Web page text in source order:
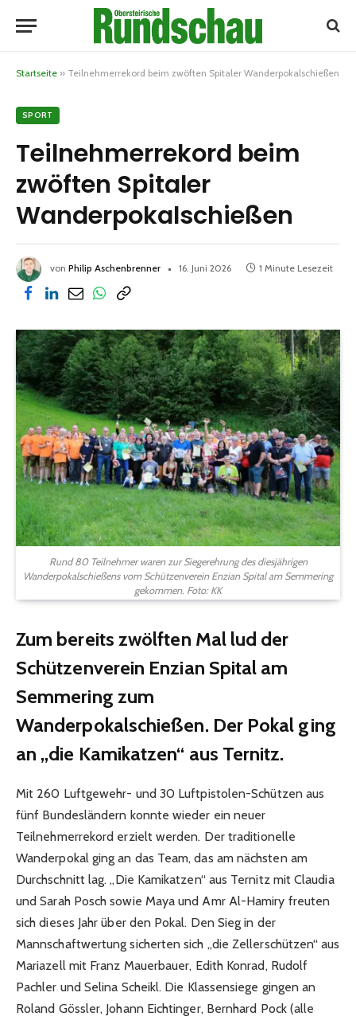
Startseite » Teilnehmerrekord beim zwöften Spitaler Wanderpokalschießen
SPORT
Teilnehmerrekord beim
zwöften Spitaler
Wanderpokalschießen
von Philip Aschenbrenner 16. Juni 2026 1 Minute Lesezeit
Rund 80 Teilnehmer waren zur Siegerehrung des diesjährigen
Wanderpokalschießens vom Schützenverein Enzian Spital am Semmering
gekommen. Foto: KK
Zum bereits zwölften Mal lud der
Schützenverein Enzian Spital am
Semmering zum
Wanderpokalschießen. Der Pokal ging
an „die Kamikatzen“ aus Ternitz.
Mit 260 Luftgewehr- und 30 Luftpistolen-Schützen aus
fünf Bundesländern konnte wieder ein neuer
Teilnehmerrekord erzielt werden. Der traditionelle
Wanderpokal ging an das Team, das am nächsten am
Durchschnitt lag. „Die Kamikatzen“ aus Ternitz mit Claudia
und Sarah Posch sowie Maya und Amr Al-Hamiry freuten
sich dieses Jahr über den Pokal. Den Sieg in der
Mannschaftwertung sicherten sich „die Zellerschützen“ aus
Mariazell mit Franz Mauerbauer, Edith Konrad, Rudolf
Pachler und Selina Scheikl. Die Klassensiege gingen an
Roland Gössler, Johann Eichtinger, Bernhard Pock (alle